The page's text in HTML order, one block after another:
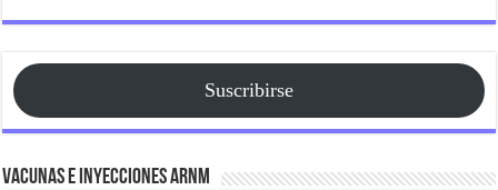
Suscribirse
Vacunas e Inyecciones ARNm